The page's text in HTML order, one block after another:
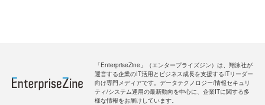
「EnterpriseZine」（エンタープライズジン）は、翔泳社が
運営する企業のIT活用とビジネス成長を支援するITリーダー
向け専門メディアです。データテクノロジー/情報セキュリ
ティ/システム運用の最新動向を中心に、企業ITに関する多
様な情報をお届けしています。